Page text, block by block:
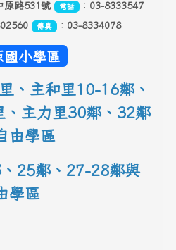
原路531號 電話 ： 03-8333547
傳真 ： 03-8334078
國小學區
、主和里10-16鄰 、
、主力里30鄰 、 32鄰
由學區
25鄰 、 27-28鄰與
學區